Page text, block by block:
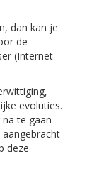
dan kan je
de
(Internet
evoluties.
te gaan
deze